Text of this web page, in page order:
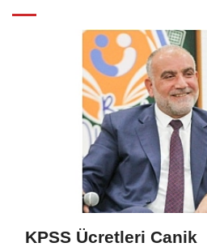
KPSS Ücretleri Canik